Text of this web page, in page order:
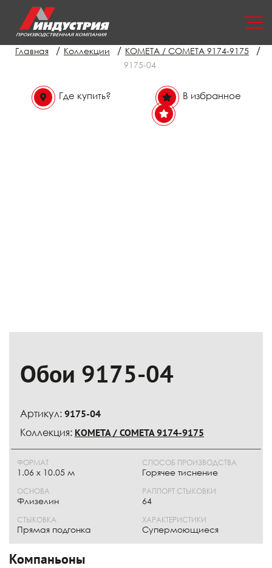
Главная / Коллекции / КОМЕТА / COMETA 9174-9175 /
9175-04
Где купить? В избранное
Обои 9175-04
Артикул: 9175-04
Коллекция: КОМЕТА / COMETA 9174-9175
ФОРМАТ
1.06 x 10.05 м
ОСНОВА
Флизелин
СПОСОБ ПРОИЗВОДСТВА
Горячее тиснение
РАППОРТ СТЫКОВКИ
64
СТЫКОВКА
Прямая подгонка
ХАРАКТЕРИСТИКИ
Супермоющиеся
Компаньоны